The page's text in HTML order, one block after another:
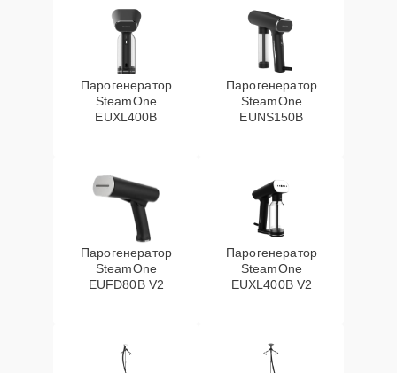
Парогенератор
SteamOne
EUXL400B
Парогенератор
SteamOne
EUNS150B
Парогенератор
SteamOne
EUFD80B V2
Парогенератор
SteamOne
EUXL400B V2